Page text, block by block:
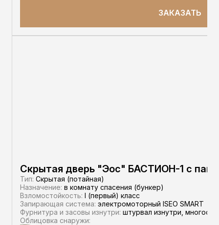
ЗАКАЗАТЬ
Скрытая дверь "Эос" БАСТИОН-1 с
Тип: Скрытая (потайная)
Назначение: в комнату спасения (бункер)
Взломостойкость: I (первый) класс
Запирающая система: электромоторный ISEO SMART
Фурнитура и засовы изнутри: штурвал изнутри,
Облицовка снаружи: